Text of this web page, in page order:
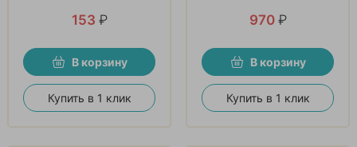
153 ₽
В корзину
Купить в 1 клик
970 ₽
В корзину
Купить в 1 клик